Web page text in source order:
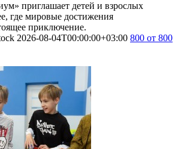
приглашает детей и взрослых
где мировые достижения
приключение.
2026-08-04T00:00:00+03:00 800 от 800